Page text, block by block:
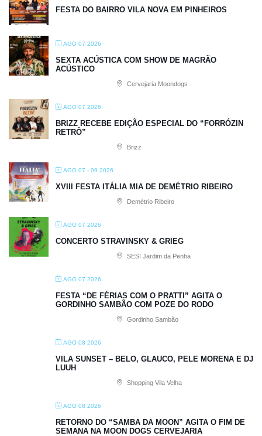
FESTA DO BAIRRO VILA NOVA EM PINHEIROS
AGO 07 2026
SEXTA ACÚSTICA COM SHOW DE MAGRÃO
ACÚSTICO
Cervejaria Moondogs
AGO 07 2026
BRIZZ RECEBE EDIÇÃO ESPECIAL DO “FORRÓZIN
RETRÔ”
Brizz
AGO 07 - 09 2026
XVIII FESTA ITÁLIA MIA DE DEMÉTRIO RIBEIRO
Demétrio Ribeiro
AGO 07 2026
CONCERTO STRAVINSKY & GRIEG
SESI Jardim da Penha
AGO 07 2026
FESTA “DE FÉRIAS COM O PRATTI” AGITA O
GORDINHO SAMBÃO COM POZE DO RODO
Gordinho Sambão
AGO 08 2026
VILA SUNSET – BELO, GLAUCO, PELE MORENA E DJ
LUUH
Shopping Vila Velha
AGO 08 2026
RETORNO DO “SAMBA DA MOON” AGITA O FIM DE
SEMANA NA MOON DOGS CERVEJARIA